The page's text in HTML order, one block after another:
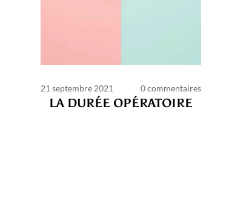
21 septembre 2021 0 commentaires
LA DURÉE OPÉRATOIRE